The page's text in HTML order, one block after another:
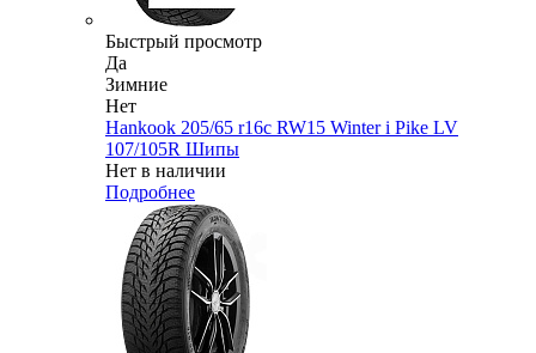
Быстрый просмотр
Да
Зимние
Нет
Hankook 205/65 r16c RW15 Winter i Pike LV
107/105R Шипы
Нет в наличии
Подробнее